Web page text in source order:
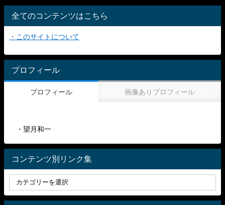
全てのコンテンツはこちら
・このサイトについて
プロフィール
プロフィール 画像ありプロフィール
・望月和一
コンテンツ別リンク集